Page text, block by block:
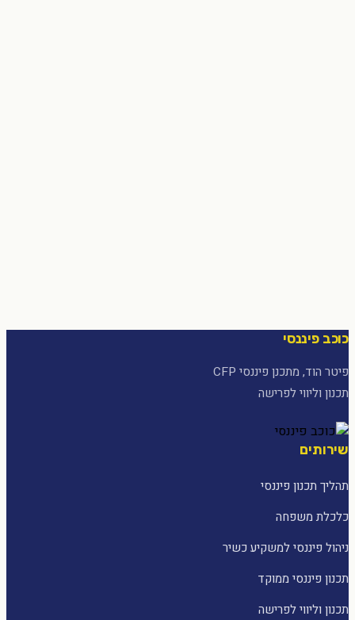
כוכב פיננסי
פיטר הוד, מתכנן פיננסי CFP
תכנון וליווי לפרישה
שירותים
תהליך תכנון פיננסי
כלכלת משפחה
ניהול פיננסי למשקיע כשיר
תכנון פיננסי ממוקד
תכנון וליווי לפרישה